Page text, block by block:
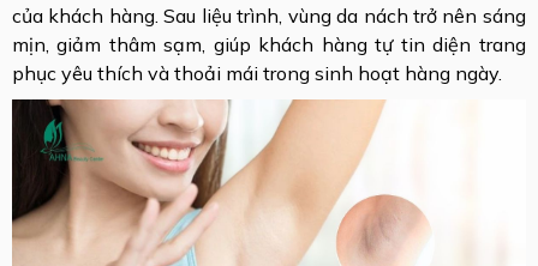
của khách hàng. Sau liệu trình, vùng da nách trở nên sáng
mịn, giảm thâm sạm, giúp khách hàng tự tin diện trang
phục yêu thích và thoải mái trong sinh hoạt hàng ngày.